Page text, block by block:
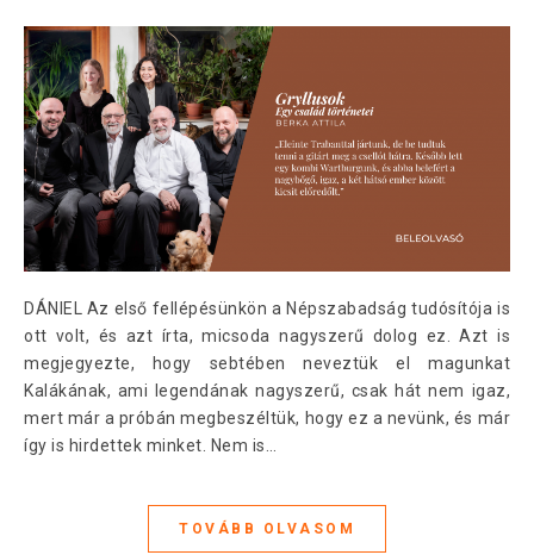
DÁNIEL Az első fellépésünkön a Népszabadság tudósítója is
ott volt, és azt írta, micsoda nagyszerű dolog ez. Azt is
megjegyezte, hogy sebtében neveztük el magunkat
Kalákának, ami legendának nagyszerű, csak hát nem igaz,
mert már a próbán megbeszéltük, hogy ez a nevünk, és már
így is hirdettek minket. Nem is…
TOVÁBB OLVASOM